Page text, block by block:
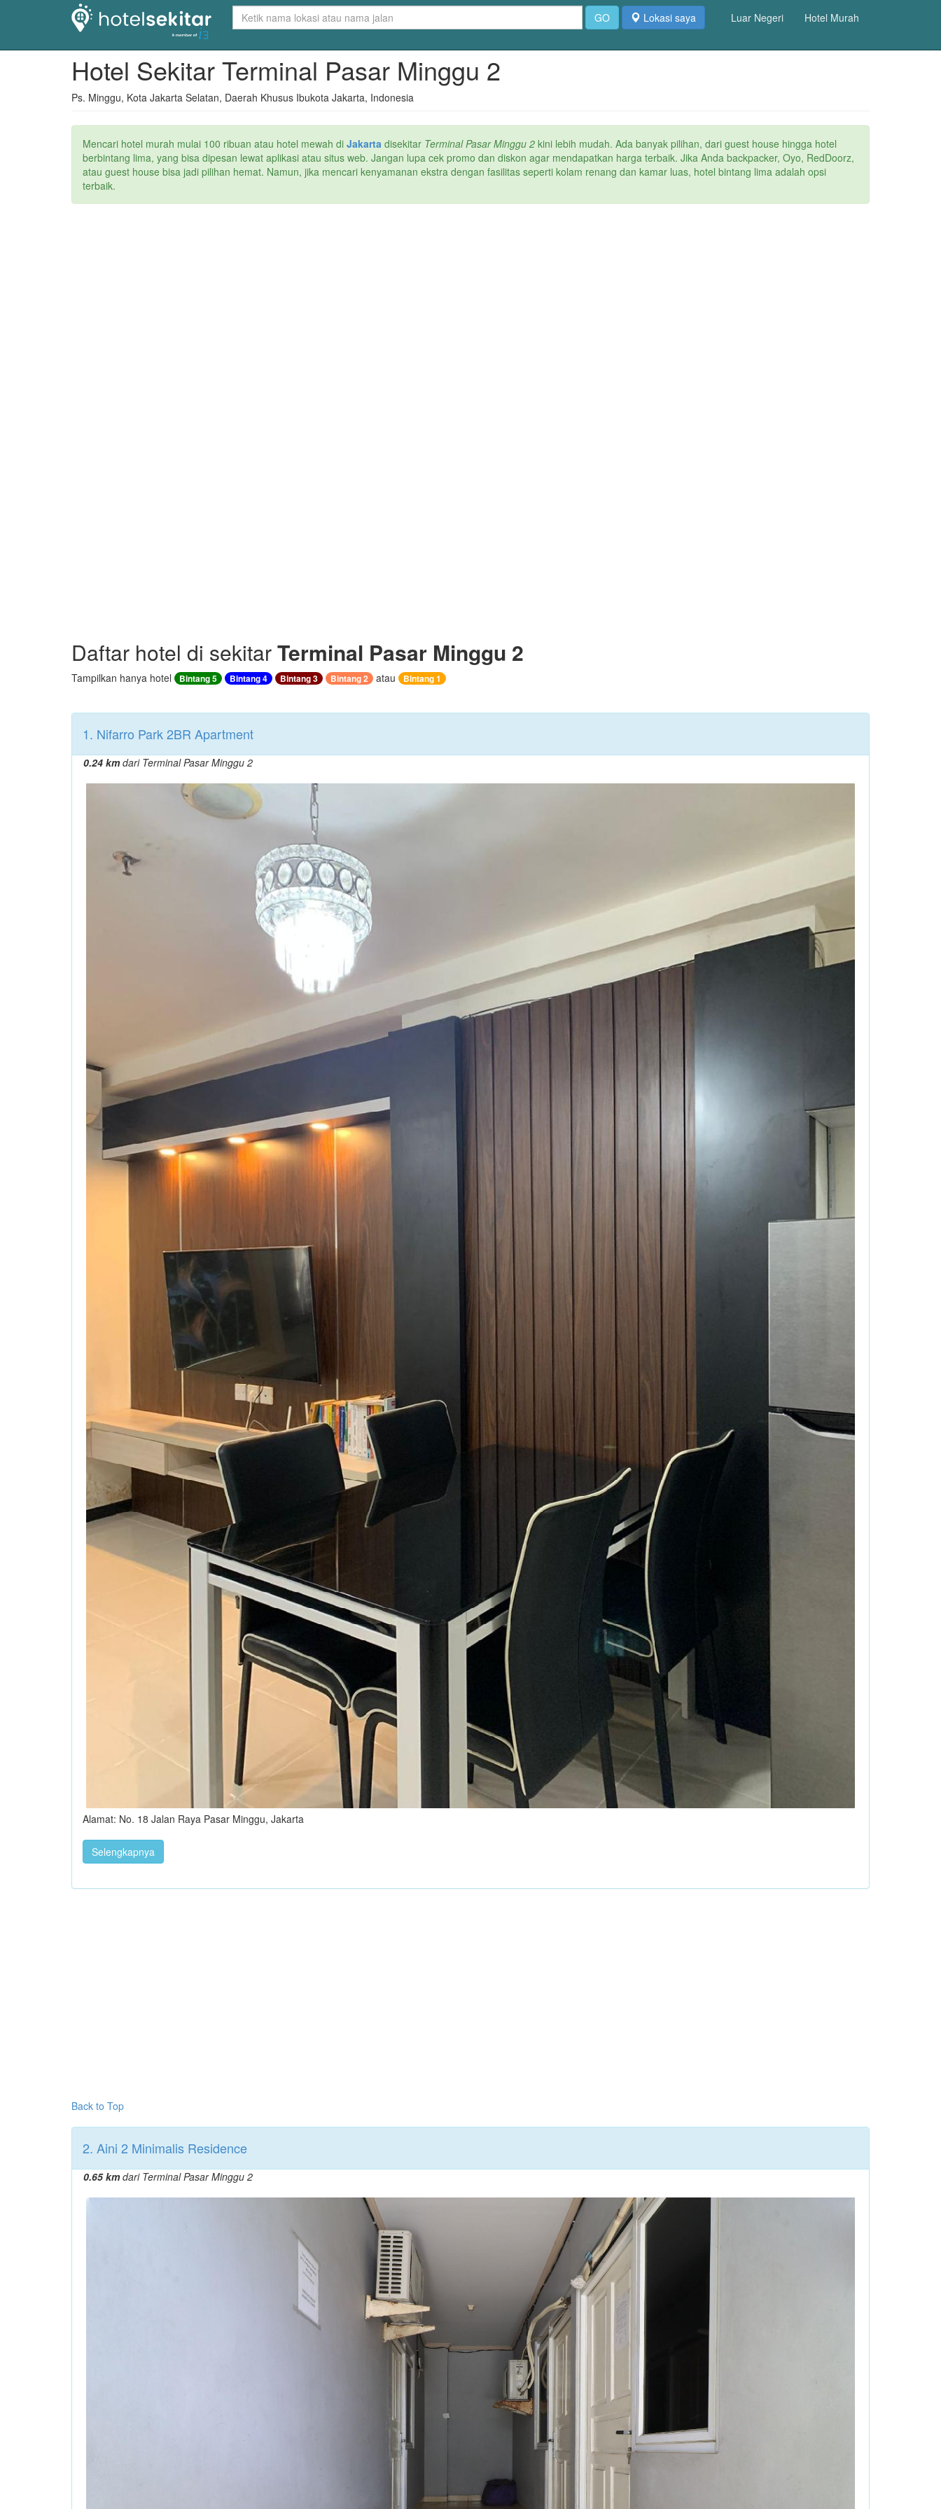
GO Lokasi saya Luar Negeri Hotel Murah
Hotel Sekitar Terminal Pasar Minggu 2
Ps. Minggu, Kota Jakarta Selatan, Daerah Khusus Ibukota Jakarta, Indonesia
Mencari hotel murah mulai 100 ribuan atau hotel mewah di Jakarta disekitar Terminal Pasar Minggu 2 kini lebih mudah. Ada banyak pilihan, dari guest house hingga hotel
berbintang lima, yang bisa dipesan lewat aplikasi atau situs web. Jangan lupa cek promo dan diskon agar mendapatkan harga terbaik. Jika Anda backpacker, Oyo, RedDoorz,
atau guest house bisa jadi pilihan hemat. Namun, jika mencari kenyamanan ekstra dengan fasilitas seperti kolam renang dan kamar luas, hotel bintang lima adalah opsi
terbaik.
Daftar hotel di sekitarTerminal Pasar Minggu 2
Tampilkan hanya hotel Bintang 5 Bintang 4 Bintang 3 Bintang 2 atau Bintang 1
1. Nifarro Park 2BR Apartment
0.24 kmdari Terminal Pasar Minggu 2
Alamat: No. 18 Jalan Raya Pasar Minggu, Jakarta
Selengkapnya
Back to Top
2. Aini 2 Minimalis Residence
0.65 kmdari Terminal Pasar Minggu 2